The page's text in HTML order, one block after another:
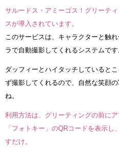
サルードス・アミーゴス！グリーテ
スが導入されています。
このサービスは、キャラクターと触
ラで自動撮影してくれるシステムです
ダッフィーとハイタッチしていると
ず撮影してくれるので、自然な笑顔
ね。
利用方法は、グリーティングの前に
「フォトキー」のQRコードを表示
すだけ。